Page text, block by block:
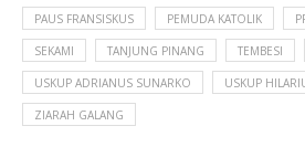
PAUS FRANSISKUS PEMUDA KATOLIK
SEKAMI TANJUNG PINANG TEMBESI
USKUP ADRIANUS SUNARKO USKUP
ZIARAH GALANG